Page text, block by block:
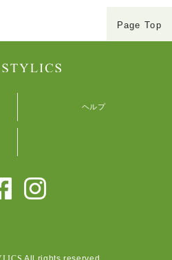
Page Top
ヘルプ